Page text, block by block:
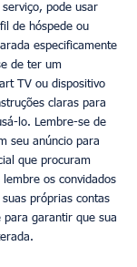
pode usar
de hóspede ou
especificamente
de ter um
TV ou dispositivo
claras para
lo. Lembre-se de
seu anúncio para
que procuram
os convidados
próprias contas
para garantir que sua